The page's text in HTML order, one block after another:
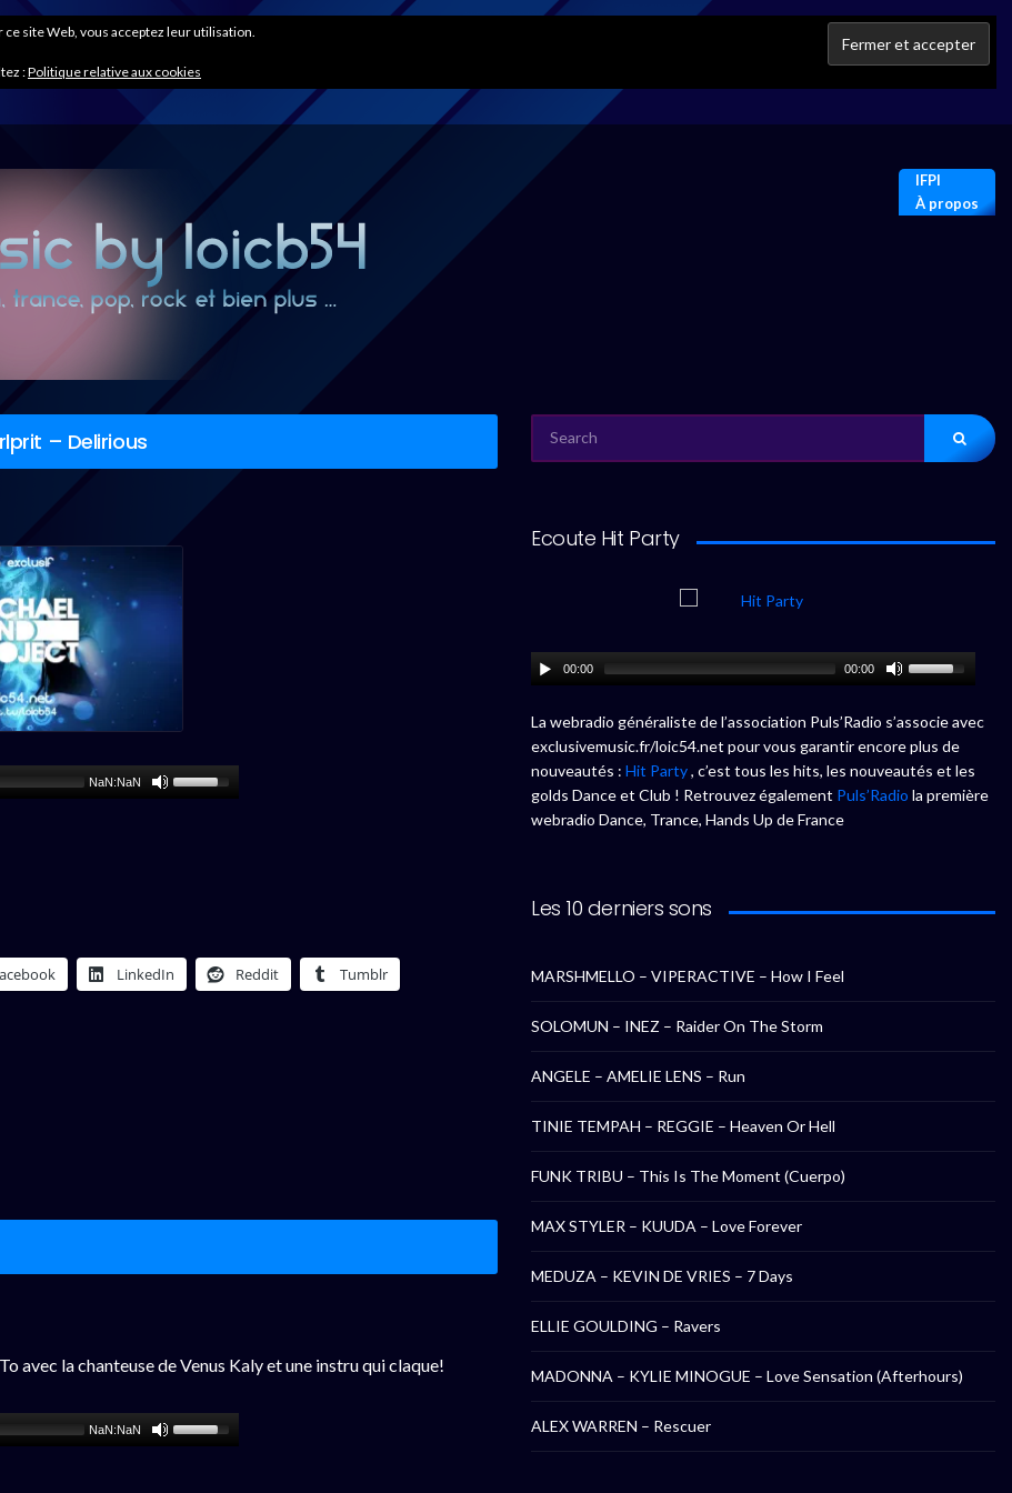
IFPI
À propos
– Delirious
NaN:NaN
LinkedIn Reddit Tumblr
avec la chanteuse de Venus Kaly et une instru qui claque!
NaN:NaN
FOR:
Ecoute Hit Party
00:00 00:00
La webradio généraliste de l’association Puls’Radio s’associe avec
exclusivemusic.fr/loic54.net pour vous garantir encore plus de
nouveautés : Hit Party, c’est tous les hits, les nouveautés et les
golds Dance et Club ! Retrouvez également Puls’Radio la première
webradio Dance, Trance, Hands Up de France
Les 10 derniers sons
MARSHMELLO – VIPERACTIVE – How I Feel
SOLOMUN – INEZ – Raider On The Storm
ANGELE – AMELIE LENS – Run
TINIE TEMPAH – REGGIE – Heaven Or Hell
FUNK TRIBU – This Is The Moment (Cuerpo)
MAX STYLER – KUUDA – Love Forever
MEDUZA – KEVIN DE VRIES – 7 Days
ELLIE GOULDING – Ravers
MADONNA – KYLIE MINOGUE – Love Sensation (Afterhours)
ALEX WARREN – Rescuer
site Web, vous acceptez leur utilisation.
:Politique relative aux cookies